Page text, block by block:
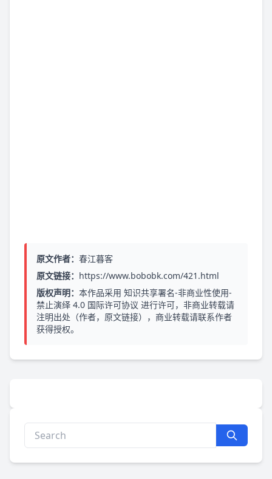
原文作者： 春江暮客
原文链接： https://www.bobobk.com/421.html
版权声明： 本作品采用 知识共享署名-非商业性使用-
禁止演绎 4.0 国际许可协议 进行许可，非商业转载请
注明出处（作者，原文链接），商业转载请联系作者
获得授权。